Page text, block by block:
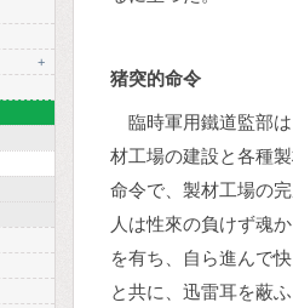
+
猪突的命令
臨時軍用鐵道監部
材工場の建設と各種
命令で、製材工場の
人は性來の負けず魂
を有ち、自ら進んで
と共に、迅雷耳を蔽